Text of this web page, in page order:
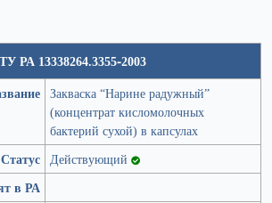
ТУ РА 13338264.3355-2003
Закваска “Нарине радужный”
(концентрат кисломолочных
бактерий сухой) в капсулах
Статус Действующий
в РА